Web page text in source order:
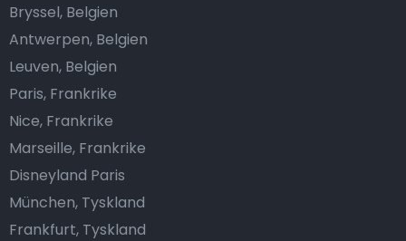
Bryssel, Belgien
Antwerpen, Belgien
Leuven, Belgien
Paris, Frankrike
Nice, Frankrike
Marseille, Frankrike
Disneyland Paris
München, Tyskland
Frankfurt, Tyskland